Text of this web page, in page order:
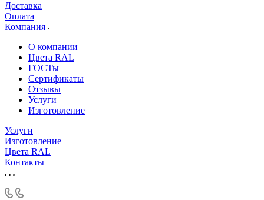
Доставка
Оплата
Компания
О компании
Цвета RAL
ГОСТы
Сертификаты
Отзывы
Услуги
Изготовление
Услуги
Изготовление
Цвета RAL
Контакты